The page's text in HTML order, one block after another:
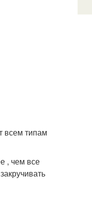
всем типам
, чем все